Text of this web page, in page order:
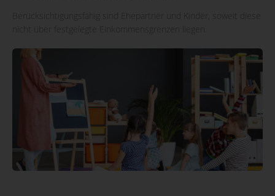
Berücksichtigungsfähig sind Ehepartner und Kinder, soweit diese
nicht über festgelegte Einkommensgrenzen liegen.